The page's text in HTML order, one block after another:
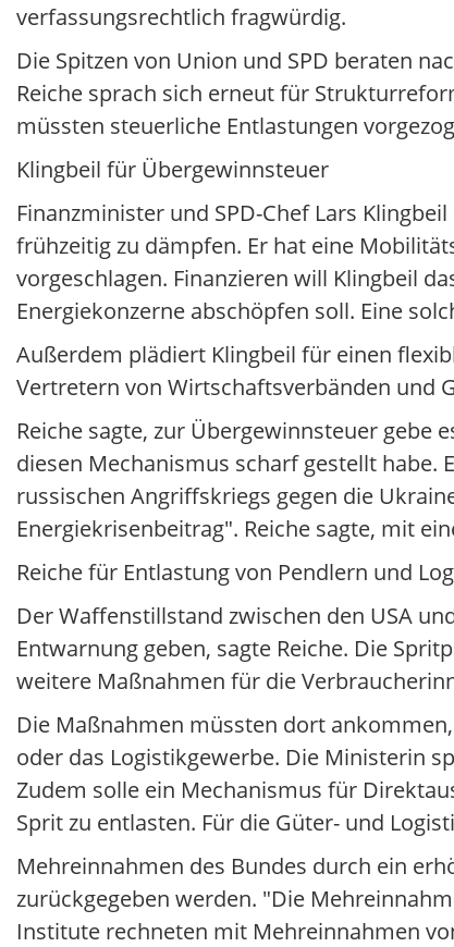
verfassungsrechtlich fragwürdig.
Die Spitzen von Union und SPD beraten
Reiche sprach sich erneut für
müssten steuerliche Entlastungen
Klingbeil für Übergewinnsteuer
Finanzminister und SPD-Chef Lars
frühzeitig zu dämpfen. Er hat eine
vorgeschlagen. Finanzieren will Klingbeil
Energiekonzerne abschöpfen soll. Eine
Außerdem plädiert Klingbeil für einen
Vertretern von Wirtschaftsverbänden und
Reiche sagte, zur Übergewinnsteuer gebe
diesen Mechanismus scharf gestellt habe.
russischen Angriffskriegs gegen die
Energiekrisenbeitrag". Reiche sagte, mit
Reiche für Entlastung von Pendlern und
Der Waffenstillstand zwischen den USA
Entwarnung geben, sagte Reiche. Die
weitere Maßnahmen für die
Die Maßnahmen müssten dort
oder das Logistikgewerbe. Die Ministerin
Zudem solle ein Mechanismus für
Sprit zu entlasten. Für die Güter- und
Mehreinnahmen des Bundes durch ein
zurückgegeben werden. "Die
Institute rechneten mit Mehreinnahmen